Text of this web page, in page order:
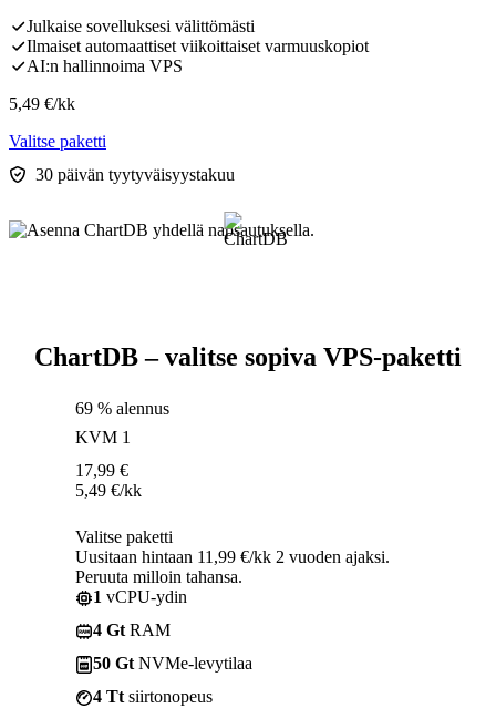
Julkaise sovelluksesi välittömästi
Ilmaiset automaattiset viikoittaiset varmuuskopiot
AI:n hallinnoima VPS
5,49 €/kk
Valitse paketti
30 päivän tyytyväisyystakuu
ChartDB – valitse sopiva VPS-paketti
69 % alennus
KVM 1
17,99 €
5,49 €/kk
Valitse paketti
Uusitaan hintaan 11,99 €/kk 2 vuoden ajaksi.
Peruuta milloin tahansa.
1 vCPU-ydin
4 Gt RAM
50 Gt NVMe-levytilaa
4 Tt siirtonopeus